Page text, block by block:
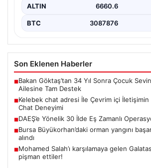
ALTIN 6660.6
BTC 3087876
Son Eklenen Haberler
■Bakan Göktaş’tan 34 Yıl Sonra Çocuk
Ailesine Tam Destek
■Kelebek chat adresi İle Çevrim içi
Chat Deneyimi
■DAEŞ’e Yönelik 30 İlde Eş Zamanlı
■Bursa Büyükorhan’daki orman yangını
alındı
■Mohamed Salah’ı karşılamaya gelen
pişman ettiler!